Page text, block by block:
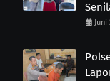
Juni